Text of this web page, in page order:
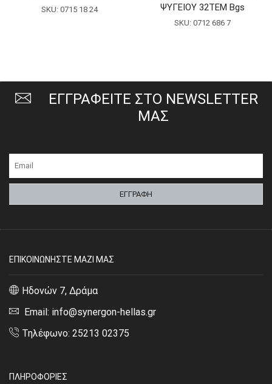
SKU: 0715 18 24
ΨΥΓΕΙΟΥ 32TEM Bgs
SKU: 0712 686 7
ΕΓΓΡΑΦΕΙΤΕ ΣΤΟ NEWSLETTER
ΜΑΣ
ΕΠΙΚΟΙΝΩΝΗΣΤΕ ΜΑΖΙ ΜΑΣ
Ηδονών 7, Δράμα
Email: info@synergon-hellas.gr
Τηλέφωνο: 25213 02375
ΠΛΗΡΟΦΟΡΙΕΣ